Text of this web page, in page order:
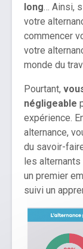
long… Ainsi,
votre
commencer
votre
monde du
Pourtant,
négligeable
expérience.
alternance,
du savoir-
les
un premier
suivi un